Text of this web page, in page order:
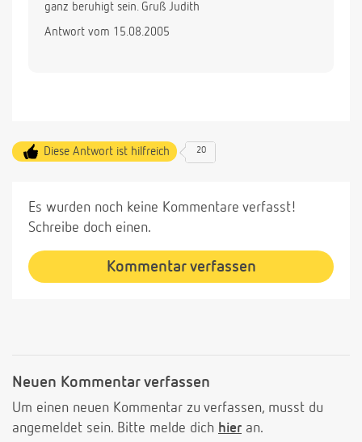
ganz beruhigt sein. Gruß Judith
Antwort vom 15.08.2005
Diese Antwort ist hilfreich 20
Es wurden noch keine Kommentare verfasst!
Schreibe doch einen.
Kommentar verfassen
Neuen Kommentar verfassen
Um einen neuen Kommentar zu verfassen, musst du
angemeldet sein. Bitte melde dich hier an.